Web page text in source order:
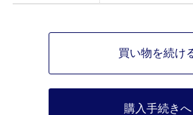
買い物を続け
購入手続きへ